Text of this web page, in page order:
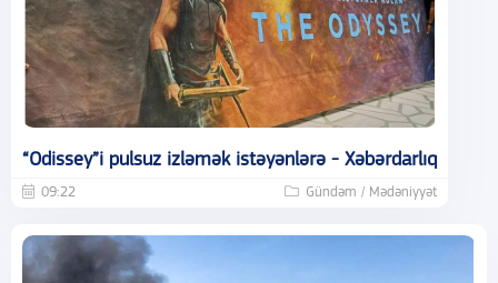
“Odissey”i pulsuz izləmək istəyənlərə - Xəbərdarlıq
09:22 Gündəm / Mədəniyyət